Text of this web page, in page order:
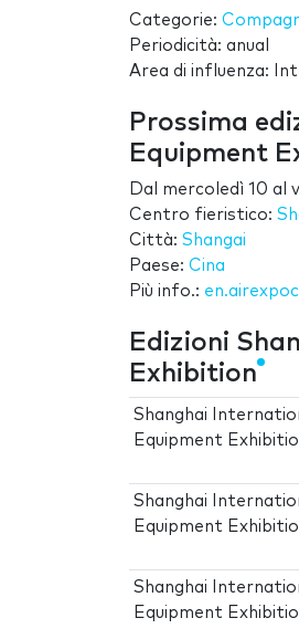
Categorie:
Periodicità: anual
Area di influenza:
Prossima
Equipment
Dal mercoledì 10 al
Centro fieristico:
Città: Shangai
Paese: Cina
Più info.:
Edizioni
Exhibition
Shanghai
Equipment
Shanghai
Equipment
Shanghai
Equipment